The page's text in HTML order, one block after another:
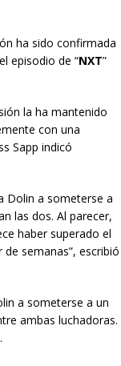
ha sido confirmada
episodio de “NXT”
la ha mantenido
con una
Sapp indicó
Dolin a someterse a
las dos. Al parecer,
haber superado el
semanas”, escribió
a someterse a un
ambas luchadoras.